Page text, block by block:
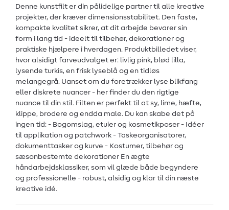
Denne kunstfilt er din pålidelige partner til alle kreative
projekter, der kræver dimensionsstabilitet. Den faste,
kompakte kvalitet sikrer, at dit arbejde bevarer sin
form i lang tid - ideelt til tilbehør, dekorationer og
praktiske hjælpere i hverdagen. Produktbilledet viser,
hvor alsidigt farveudvalget er: livlig pink, blød lilla,
lysende turkis, en frisk lyseblå og en tidløs
melangegrå. Uanset om du foretrækker lyse blikfang
eller diskrete nuancer - her finder du den rigtige
nuance til din stil. Filten er perfekt til at sy, lime, hæfte,
klippe, brodere og endda male. Du kan skabe det på
ingen tid: - Bogomslag, etuier og kosmetikposer - Idéer
til applikation og patchwork - Taskeorganisatorer,
dokumenttasker og kurve - Kostumer, tilbehør og
sæsonbestemte dekorationer En ægte
håndarbejdsklassiker, som vil glæde både begyndere
og professionelle - robust, alsidig og klar til din næste
kreative idé.